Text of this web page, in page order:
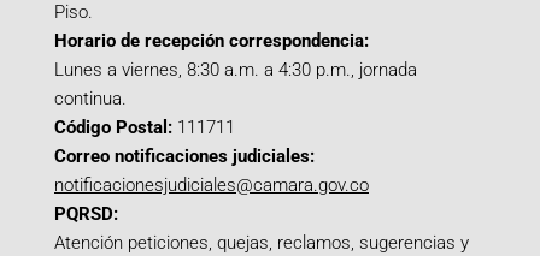
Piso.
Horario de recepción correspondencia:
Lunes a viernes, 8:30 a.m. a 4:30 p.m., jornada
continua.
Código Postal: 111711
Correo notificaciones judiciales:
notificacionesjudiciales@camara.gov.co
PQRSD:
Atención peticiones, quejas, reclamos, sugerencias y